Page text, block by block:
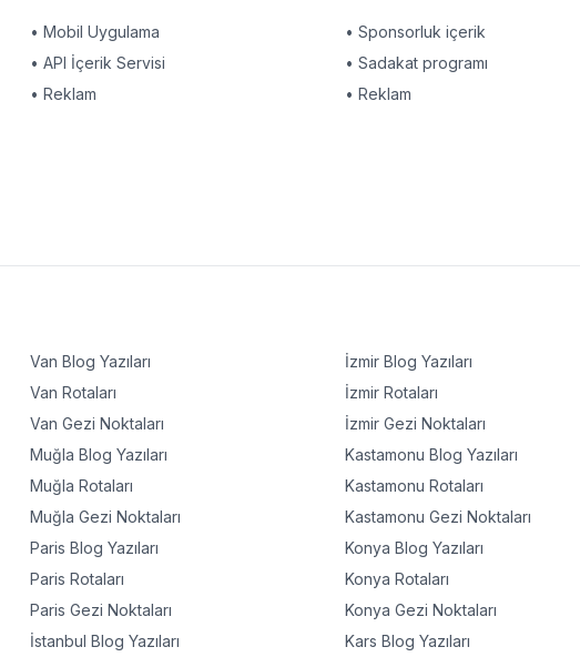
• Mobil Uygulama
• API İçerik Servisi
• Reklam
• Sponsorluk içerik
• Sadakat programı
• Reklam
Van Blog Yazıları
Van Rotaları
Van Gezi Noktaları
Muğla Blog Yazıları
Muğla Rotaları
Muğla Gezi Noktaları
Paris Blog Yazıları
Paris Rotaları
Paris Gezi Noktaları
İstanbul Blog Yazıları
İzmir Blog Yazıları
İzmir Rotaları
İzmir Gezi Noktaları
Kastamonu Blog Yazıları
Kastamonu Rotaları
Kastamonu Gezi Noktaları
Konya Blog Yazıları
Konya Rotaları
Konya Gezi Noktaları
Kars Blog Yazıları